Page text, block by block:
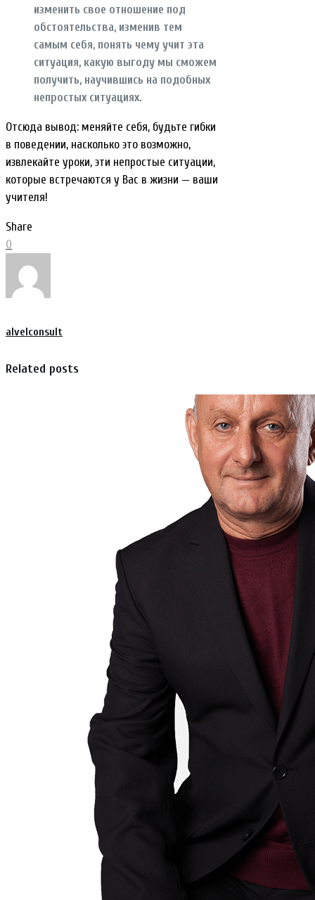
изменить свое отношение под
обстоятельства, изменив тем
самым себя, понять чему учит эта
ситуация, какую выгоду мы сможем
получить, научившись на подобных
непростых ситуациях.
Отсюда вывод: меняйте себя, будьте гибки
в поведении, насколько это возможно,
извлекайте уроки, эти непростые ситуации,
которые встречаются у Вас в жизни — ваши
учителя!
Share
0
alvelconsult
Related posts